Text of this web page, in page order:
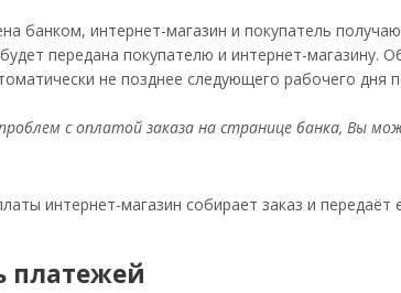
банком, интернет-магазин и покупатель
передана покупателю и интернет-магазину.
не позднее следующего рабочего дня
с оплатой заказа на странице банка, Вы
интернет-магазин собирает заказ и
платежей